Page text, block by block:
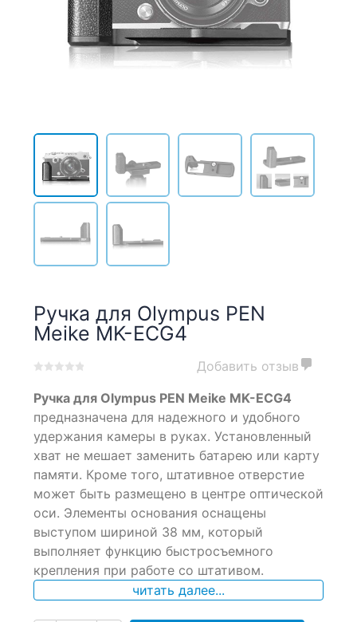
Ручка для Olympus PEN
Meike MK-ECG4
out
based
on
customer
ratings
Добавить отзыв
Ручка для Olympus PEN Meike MK-ECG4
предназначена для надежного и удобного
удержания камеры в руках. Установленный
хват не мешает заменить батарею или карту
памяти. Кроме того, штативное отверстие
может быть размещено в центре оптической
оси. Элементы основания оснащены
выступом шириной 38 мм, который
выполняет функцию быстросъемного
крепления при работе со штативом.
читать далее...